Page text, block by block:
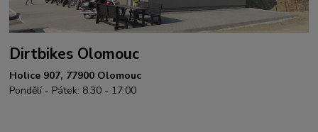
Dirtbikes Olomouc
Holice 907, 77900 Olomouc
Pondělí - Pátek: 8:30 - 17:00